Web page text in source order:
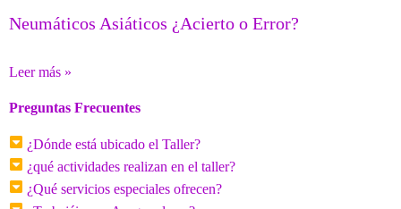
Neumáticos Asiáticos ¿Acierto o Error?
Leer más »
Preguntas Frecuentes
¿Dónde está ubicado el Taller?
¿qué actividades realizan en el taller?
¿Qué servicios especiales ofrecen?